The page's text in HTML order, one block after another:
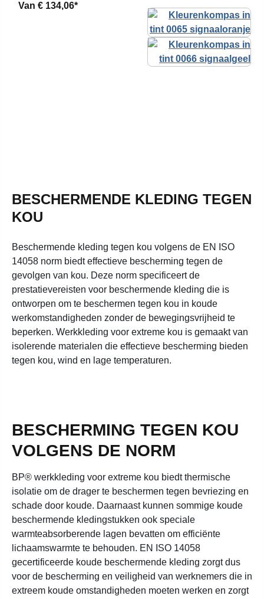
Van € 134,06*
BESCHERMENDE KLEDING TEGEN
KOU
Beschermende kleding tegen kou volgens de EN ISO
14058 norm biedt effectieve bescherming tegen de
gevolgen van kou. Deze norm specificeert de
prestatievereisten voor beschermende kleding die is
ontworpen om te beschermen tegen kou in koude
werkomstandigheden zonder de bewegingsvrijheid te
beperken. Werkkleding voor extreme kou is gemaakt van
isolerende materialen die effectieve bescherming bieden
tegen kou, wind en lage temperaturen.
BESCHERMING TEGEN KOU
VOLGENS DE NORM
BP® werkkleding voor extreme kou biedt thermische
isolatie om de drager te beschermen tegen bevriezing en
schade door koude. Daarnaast kunnen sommige koude
beschermende kledingstukken ook speciale
warmteabsorberende lagen bevatten om efficiënte
lichaamswarmte te behouden. EN ISO 14058
gecertificeerde koude beschermende kleding zorgt dus
voor de bescherming en veiligheid van werknemers die in
extreem koude omstandigheden moeten werken en zorgt